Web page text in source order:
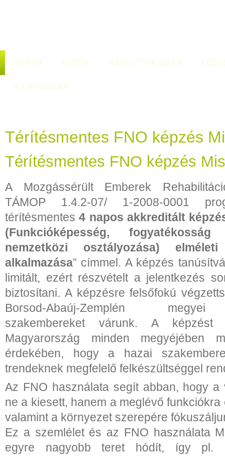
START HÍREK BEMUTATKOZÁS
KAPCSOLAT
Térítésmentes FNO képzés
Térítésmentes FNO képzés
A Mozgássérült Emberek
TÁMOP 1.4.2-07/ 1-2008-0001
térítésmentes4 napos akkreditált
(Funkcióképesség,
nemzetközi osztályozása)
alkalmazása” címmel. A képzés
limitált, ezért részvételt a jelentkezés
biztosítani. A képzésre felsőfokú
Borsod-Abaúj-Zemplén
szakembereket várunk. A képzést
Magyarország minden megyéjében
érdekében, hogy a hazai
trendeknek megfelelő felkészültséggel
Az FNO használata segít abban, hogy a
ne a kiesett, hanem a meglévő
valamint a környezet szerepére
Ez a szemlélet és az FNO használata
egyre nagyobb teret hódít, így pl.